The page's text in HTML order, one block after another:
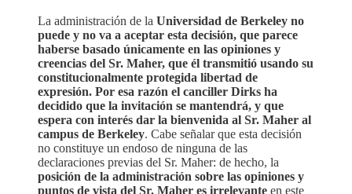
La administración de la Universidad de Berkeley no
puede y no va a aceptar esta decisión, que parece
haberse basado únicamente en las opiniones y
creencias del Sr. Maher, que él transmitió usando su
constitucionalmente protegida libertad de
expresión. Por esa razón el canciller Dirks ha
decidido que la invitación se mantendrá, y que
espera con interés dar la bienvenida al Sr. Maher al
campus de Berkeley. Cabe señalar que esta decisión
no constituye un endoso de ninguna de las
declaraciones previas del Sr. Maher: de hecho, la
posición de la administración sobre las opiniones y
puntos de vista del Sr. Maher es irrelevante en este